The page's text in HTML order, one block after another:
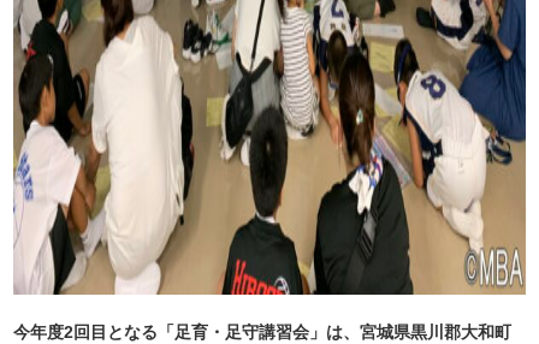
今年度2回目となる「足育・足守講習会」は、宮城県黒川郡大和町